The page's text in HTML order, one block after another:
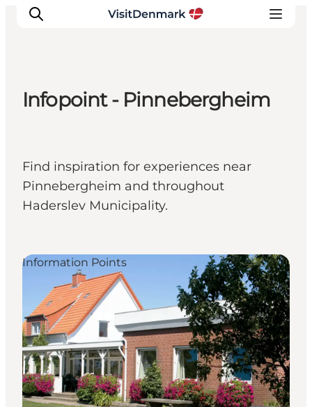
Quoi faire
Hébergements
Planifiez votre voyage
Infopoint - Pinnebergheim
Find inspiration for experiences near
Pinnebergheim and throughout
Haderslev Municipality.
Information Points